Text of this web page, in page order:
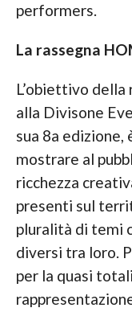
performers.
La rassegna
L’obiettivo della
alla Divisone
sua 8a edizione,
mostrare al
ricchezza
presenti sul
pluralità di temi
diversi tra loro.
per la quasi